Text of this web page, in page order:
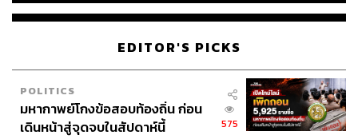
EDITOR'S PICKS
POLITICS
มหากาพย์โกงข้อสอบท้องถิ่น ก่อน
เดินหน้าสู่จุดจบในสัปดาห์นี้
575